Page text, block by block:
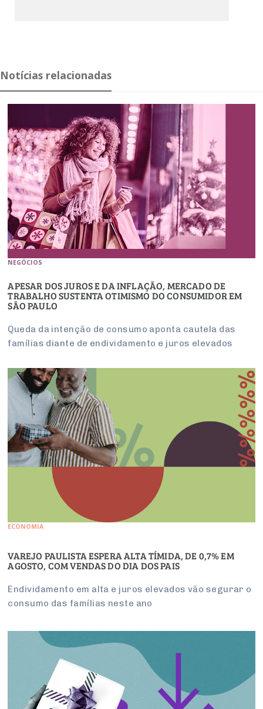
Notícias relacionadas
NEGÓCIOS
APESAR DOS JUROS E DA INFLAÇÃO, MERCADO DE
TRABALHO SUSTENTA OTIMISMO DO CONSUMIDOR EM
SÃO PAULO
Queda da intenção de consumo aponta cautela das
famílias diante de endividamento e juros elevados
ECONOMIA
VAREJO PAULISTA ESPERA ALTA TÍMIDA, DE 0,7% EM
AGOSTO, COM VENDAS DO DIA DOS PAIS
Endividamento em alta e juros elevados vão segurar o
consumo das famílias neste ano